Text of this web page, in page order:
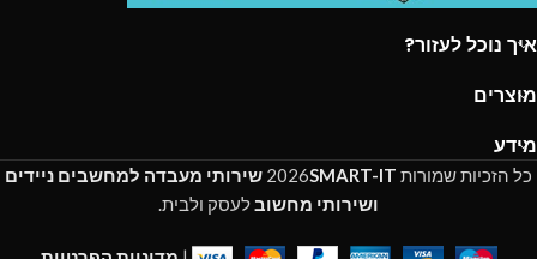
איך נוכל לעזור?
מוצרים
מידע
כל הזכיות שמורות 2026SMART-IT
שירותי מעבדה למחשבים ניידים
ושירותי מחשובלעסק ולבית.